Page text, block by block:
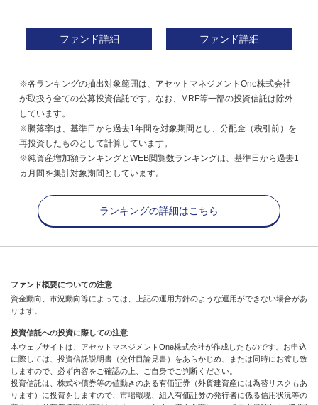
ファンド詳細 ファンド詳細
※各ランキングの抽出対象範囲は、アセットマネジメントOne株式会社
が取扱う全ての公募投資信託です。なお、MRF等一部の投資信託は除外
しています。
※騰落率は、基準日から過去1年間を対象期間とし、分配金（税引前）を
再投資したものとして計算しています。
※純資産増加額ランキングとWEB閲覧数ランキングは、基準日から過去1
ヵ月間を集計対象期間としています。
ランキングの詳細はこちら
ファンド概要についての注意
資金動向、市況動向等によっては、上記の運用方針のような運用ができない場合があ
ります。
投資信託への投資に際しての注意
本ウェブサイトは、アセットマネジメントOne株式会社が作成したものです。お申込
に際しては、投資信託説明書（交付目論見書）をあらかじめ、または同時にお渡し致
しますので、必ず内容をご確認の上、ご自身でご判断ください。
投資信託は、株式や債券等の値動きのある有価証券（外貨建資産には為替リスクもあ
ります）に投資をしますので、市場環境、組入有価証券の発行者に係る信用状況等の